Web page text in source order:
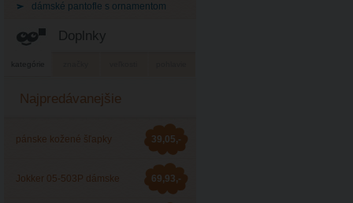
dámské pantofle s ornamentom
Doplnky
kategórie
Najpredávanejšie
pánske kožené šľapky
Barea 006053
39,05,-
Jokker 05-503P dámske 69,93,-